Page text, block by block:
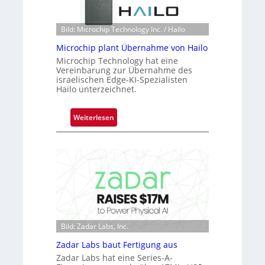
e
a
c
t
s
S
e
r
i
-
B
-
R
u
n
d
e
n
e
ü
b
e
r
m
a
r
k
V
i
o
Bild: Microchip Technology Inc. / Hailo
Microchip plant Übernahme von Hailo
Microchip Technology hat eine
Vereinbarung zur Übernahme des
israelischen Edge-KI-Spezialisten
Hailo unterzeichnet.
Weiterlesen:
M
o
c
h
i
p
p
l
Bild: Zadar Labs, Inc.
Zadar Labs baut Fertigung aus
Zadar Labs hat eine Series-A-